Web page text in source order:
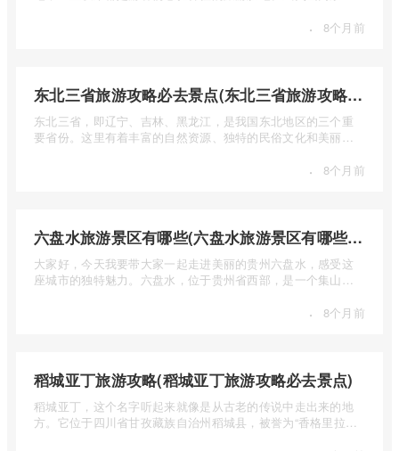
· 8个月前
东北三省旅游攻略必去景点(东北三省旅游攻略必去景点视频介绍)
东北三省，即辽宁、吉林、黑龙江，是我国东北地区的三个重
要省份。这里有着丰富的自然资源、独特的民俗文化和美丽的
· 8个月前
六盘水旅游景区有哪些(六盘水旅游景区有哪些景点值得去)
大家好，今天我要带大家一起走进美丽的贵州六盘水，感受这
座城市的独特魅力。六盘水，位于贵州省西部，是一个集山水
· 8个月前
稻城亚丁旅游攻略(稻城亚丁旅游攻略必去景点)
稻城亚丁，这个名字听起来就像是从古老的传说中走出来的地
方。它位于四川省甘孜藏族自治州稻城县，被誉为“香格里拉的